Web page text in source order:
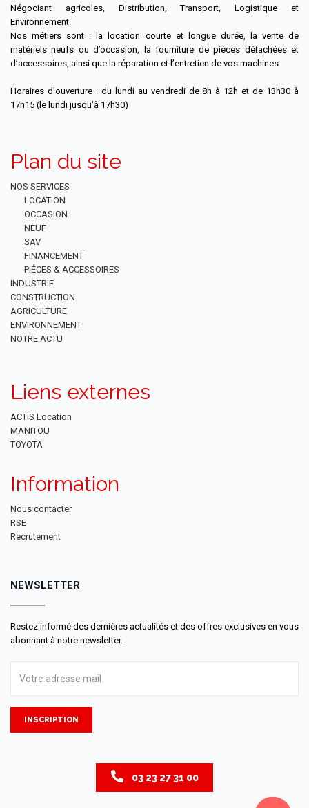
Négociant agricoles, Distribution, Transport, Logistique et
Environnement.
Nos métiers sont : la location courte et longue durée, la vente de
matériels neufs ou d’occasion, la fourniture de pièces détachées et
d’accessoires, ainsi que la réparation et l’entretien de vos machines.
Horaires d'ouverture : du lundi au vendredi de 8h à 12h et de 13h30 à
17h15 (le lundi jusqu'à 17h30)
Plan du site
NOS SERVICES
LOCATION
OCCASION
NEUF
SAV
FINANCEMENT
PIÉCES & ACCESSOIRES
INDUSTRIE
CONSTRUCTION
AGRICULTURE
ENVIRONNEMENT
NOTRE ACTU
Liens externes
ACTIS Location
MANITOU
TOYOTA
Information
Nous contacter
RSE
Recrutement
NEWSLETTER
Restez informé des dernières actualités et des offres exclusives en vous
abonnant à notre newsletter.
INSCRIPTION
03 23 27 31 00